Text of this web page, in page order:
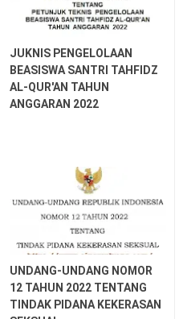
JUKNIS PENGELOLAAN
BEASISWA SANTRI TAHFIDZ
AL-QUR'AN TAHUN
ANGGARAN 2022
UNDANG-UNDANG NOMOR
12 TAHUN 2022 TENTANG
TINDAK PIDANA KEKERASAN